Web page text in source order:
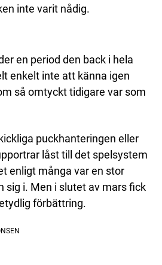
inte varit nådig.
en period den back i hela
enkelt inte att känna igen
så omtyckt tidigare var som
puckhanteringen eller
låst till det spelsystem
enligt många var en stor
sig i. Men i slutet av mars fick
förbättring.